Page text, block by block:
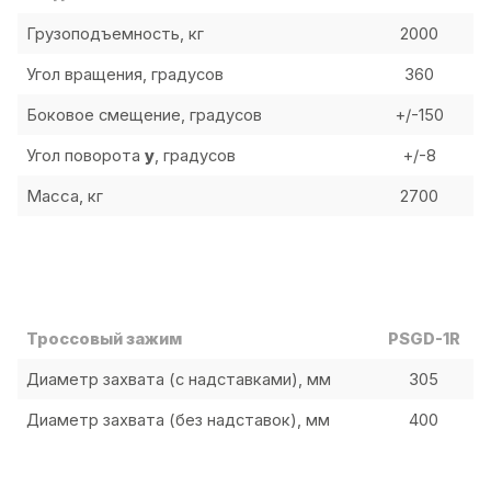
Грузоподъемность, кг 2000
Угол вращения, градусов 360
Боковое смещение, градусов +/-150
Угол поворота y, градусов +/-8
Масса, кг 2700
Троссовый зажим PSGD-1R
Диаметр захвата (c надставками), мм 305
Диаметр захвата (без надставок), мм 400